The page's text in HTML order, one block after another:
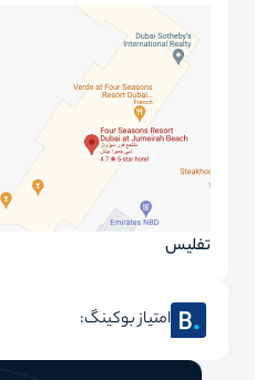
تفلیس
امتیاز بوکینگ: